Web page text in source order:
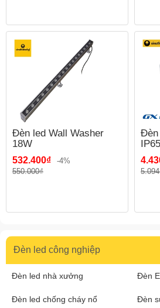
Đèn led Wall Washer
18W
532.400₫
-4%
550.000₫
Đèn
IP65
Đèn led công nghiệp
Đèn led nhà xưởng Đèn
Đèn led chống cháy nổ Đèn